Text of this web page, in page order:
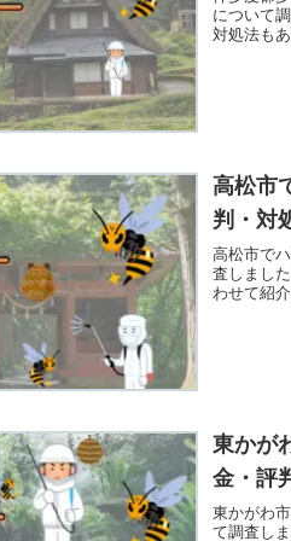
について
対処法も
高松市
判・対
高松市で
査しまし
わせて紹介
東かが
金・評
東かがわ
て調査し